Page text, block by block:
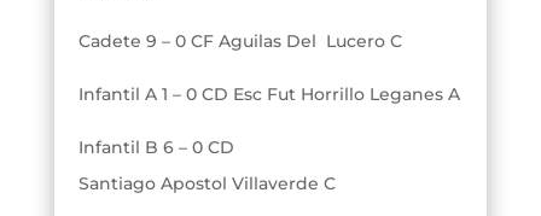
Cadete 9 – 0 CF Aguilas Del Lucero C
Infantil A 1 – 0 CD Esc Fut Horrillo Leganes A
Infantil B 6 – 0 CD
Santiago Apostol Villaverde C